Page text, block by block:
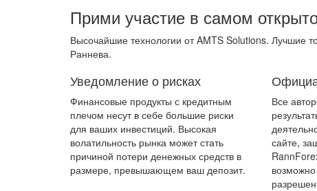
Прими участие в самом
Высочайшие технологии от AMTS Solutions. Лучшие
Раннева.
Уведомление о рисках
Финансовые продукты с кредитным
плечом несут в себе большие риски
для ваших инвестиций. Высокая
волатильность рынка может стать
причиной потери денежных средств в
размере, превышающем ваш депозит.
Все
сайте,